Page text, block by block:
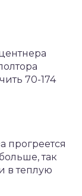
70-174
прогреется
так
в теплую